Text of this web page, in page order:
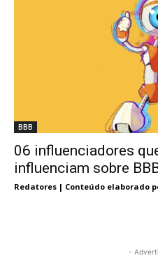
BBB
06 influenciadores
influenciam sobre
Redatores | Conteúdo elaborado
-